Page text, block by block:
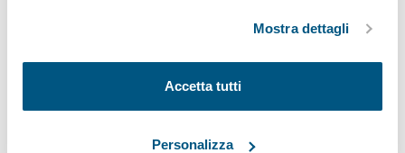
Mostra dettagli
Accetta tutti
Personalizza